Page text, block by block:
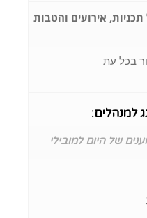
אירועים והטבות
בכל עת
למנהלים:
של היום למובילי